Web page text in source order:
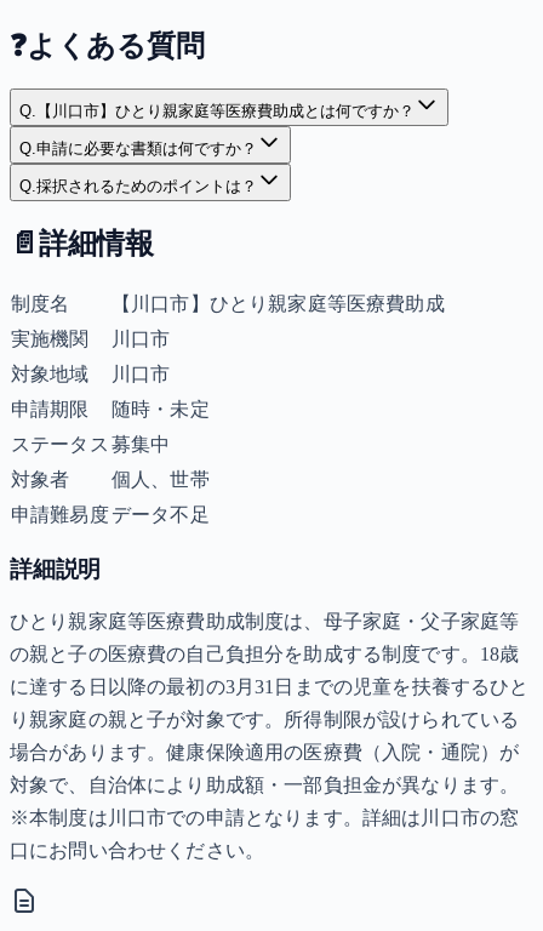
❓よくある質問
Q. 【川口市】ひとり親家庭等医療費助成とは何ですか？
Q.申請に必要な書類は何ですか？
Q.採択されるためのポイントは？
📄 詳細情報
制度名
【川口市】ひとり親家庭等医療費助成
実施機関
川口市
対象地域
川口市
申請期限
随時・未定
ステータス 募集中
対象者
個人、世帯
申請難易度データ不足
詳細説明
ひとり親家庭等医療費助成制度は、母子家庭・父子家庭等
の親と子の医療費の自己負担分を助成する制度です。18歳
に達する日以降の最初の3月31日までの児童を扶養するひと
り親家庭の親と子が対象です。所得制限が設けられている
場合があります。健康保険適用の医療費（入院・通院）が
対象で、自治体により助成額・一部負担金が異なります。
※本制度は川口市での申請となります。詳細は川口市の窓
口にお問い合わせください。